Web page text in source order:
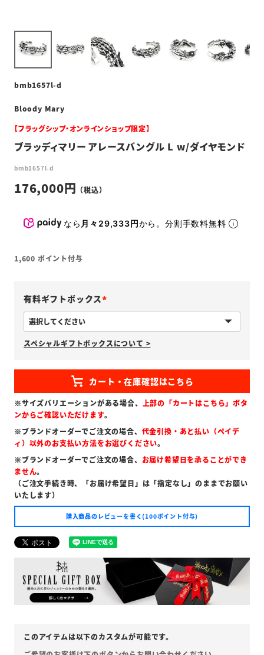
bmb1657l-d
Bloody Mary
【フラッグシップ・オンラインショップ限定】
ブラッディマリー アレースバングル L w/ダイヤモンド
bmb1657l-d
176,000
なら 月々29,333円から。分割手数料無料
1,600 ポイント付与
有料ギフトボックス
必
須
)
スペシャルギフトボックスについて >
※サイズバリエーションがある場合、 上部の「カートはこちら」ボタ
ンからご確認いただけます。
※ブランドオーダーでご注文の場合、 代金引換・あと払い（ペイデ
ィ）以外のお支払い方法をお選びください。
※ブランドオーダーでご注文の場合、 お届け希望日を承ることができ
ません。
（ご注文手続き時、「お届け希望日」は「指定なし」のままでお願い
いたします）
購入商品のレビューを書く(100ポイント付与)